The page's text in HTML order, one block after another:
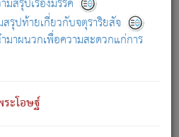
รุปท้ายเกี่ยวกับจตุราริยสัจ
มาผนวกเพื่อความสะดวกแก่การ
ะโอษฐ์